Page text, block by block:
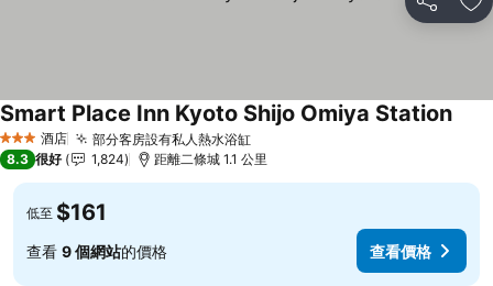
分享 放
3 星級 酒店 部分客房設有私人熱水浴缸查看價格
Smart Place Inn Kyoto Shijo Omiya Station查看
8.3 很好 1,824 距離二條城 1.1 公里
低至 $161
查看 9 個網站的價格 查看價格